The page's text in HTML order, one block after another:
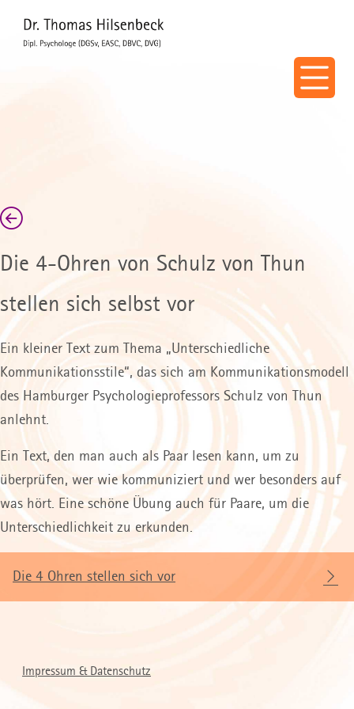
Die 4-Ohren von Schulz von Thun
stellen sich selbst vor
Ein kleiner Text zum Thema „Unterschiedliche
Kommunikationsstile“, das sich am Kommunikationsmodell
des Hamburger Psychologieprofessors Schulz von Thun
anlehnt.
Ein Text, den man auch als Paar lesen kann, um zu
überprüfen, wer wie kommuniziert und wer besonders auf
was hört. Eine schöne Übung auch für Paare, um die
Unterschiedlichkeit zu erkunden.
Die 4 Ohren stellen sich vor
Impressum & Datenschutz